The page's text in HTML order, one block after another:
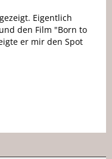
Eigentlich
den Film "Born to
er mir den Spot